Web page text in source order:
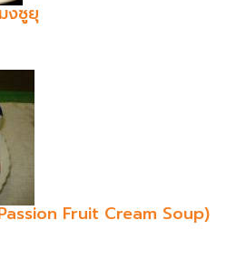
งซูยุ
Fruit Cream Soup)